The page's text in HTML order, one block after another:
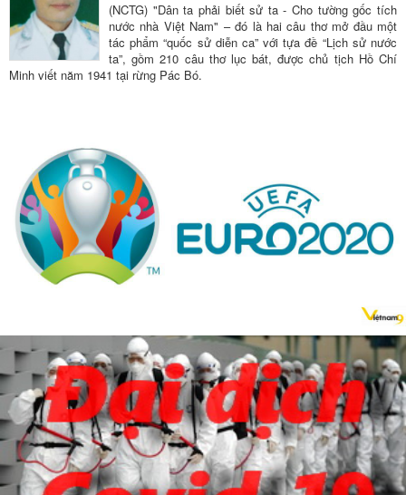
(NCTG) "Dân ta phải biết sử ta - Cho tường gốc tích
nước nhà Việt Nam" – đó là hai câu thơ mở đầu một
tác phẩm “quốc sử diễn ca” với tựa đề “Lịch sử nước
ta”, gồm 210 câu thơ lục bát, được chủ tịch Hồ Chí
Minh viết năm 1941 tại rừng Pác Bó.